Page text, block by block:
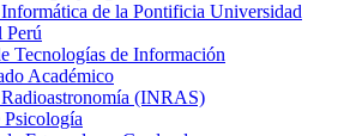
de la Pontificia Universidad
Perú
Tecnologías de Información
Académico
(INRAS)
Psicología